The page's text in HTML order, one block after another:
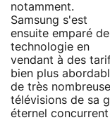
notamment.
Samsung s'est
ensuite emparé
technologie en
vendant à des
bien plus
de très
télévisions de sa
éternel